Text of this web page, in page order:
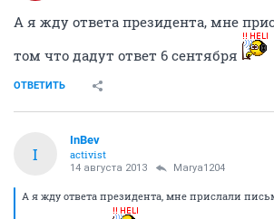
А я жду ответа президента, мне
том что дадут ответ 6 сентября
ОТВЕТИТЬ
I
InBev
activist
14 августа 2013 Marya1204
А я жду ответа президента, мне прислали